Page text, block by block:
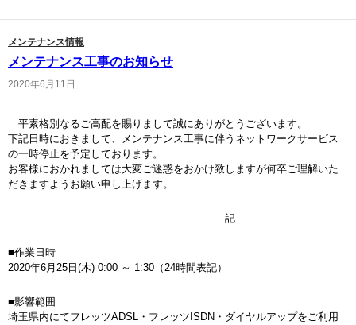
メンテナンス情報
メンテナンス工事のお知らせ
2020年6月11日
平素格別なるご高配を賜りまして誠にありがとうございます。
下記日時におきまして、メンテナンス工事に伴うネットワークサービス
の一時停止を予定しております。
お客様におかれましては大変ご迷惑をおかけ致しますが何卒ご理解いた
だきますようお願い申し上げます。
記
■作業日時
2020年6月25日(木) 0:00 ～ 1:30（24時間表記）
■影響範囲
埼玉県内にてフレッツADSL・フレッツISDN・ダイヤルアップをご利用